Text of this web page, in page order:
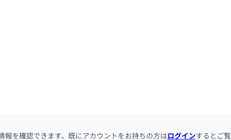
報を確認できます。既にアカウントをお持ちの方はログインするとご